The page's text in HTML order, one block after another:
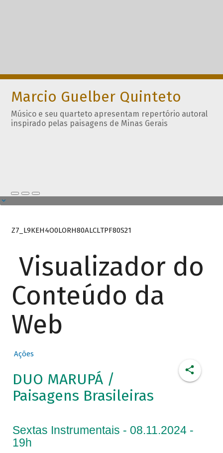
Marcio Guelber Quinteto
Músico e seu quarteto apresentam repertório autoral
inspirado pelas paisagens de Minas Gerais
Z7_L9KEH4O0LORH80ALCLTPF80S21
Visualizador do
Conteúdo da
Web
Ações
DUO MARUPÁ /
Paisagens Brasileiras
Sextas Instrumentais - 08.11.2024 -
19h